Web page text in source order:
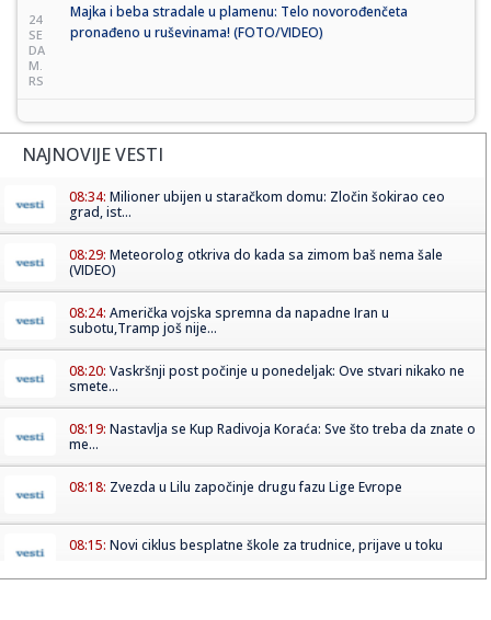
24
SE
DA
M.
RS
Majka i beba stradale u plamenu: Telo novorođenčeta
pronađeno u ruševinama! (FOTO/VIDEO)
NAJNOVIJE VESTI
08:34: Milioner ubijen u staračkom domu: Zločin šokirao ceo
grad, ist...
08:29: Meteorolog otkriva do kada sa zimom baš nema šale
(VIDEO)
08:24: Američka vojska spremna da napadne Iran u
subotu,Tramp još nije...
08:20: Vaskršnji post počinje u ponedeljak: Ove stvari nikako ne
smete...
08:19: Nastavlja se Kup Radivoja Koraća: Sve što treba da znate o
me...
08:18: Zvezda u Lilu započinje drugu fazu Lige Evrope
08:15: Novi ciklus besplatne škole za trudnice, prijave u toku